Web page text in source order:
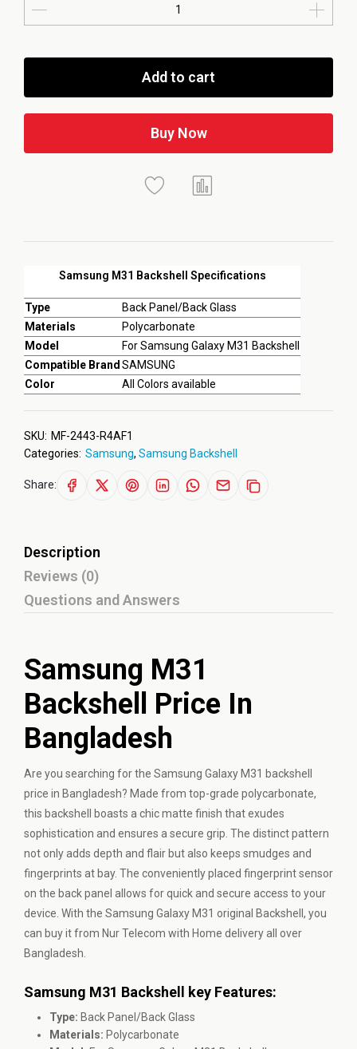
Samsung M31 Backshell Specifications
Type
Back Panel/Back Glass
Materials
Polycarbonate
Model
For Samsung Galaxy M31 Backshell
Compatible Brand SAMSUNG
Color
All Colors available
Add to cart
Buy Now
SKU: MF-2443-R4AF1
Categories: Samsung, Samsung Backshell
Share:
Description
Reviews (0)
Questions and Answers
Samsung M31
Backshell Price In
Bangladesh
Are you searching for the Samsung Galaxy M31 backshell
price in Bangladesh? Made from top-grade polycarbonate,
this backshell boasts a chic matte finish that exudes
sophistication and ensures a secure grip. The distinct pattern
not only adds depth and flair but also keeps smudges and
fingerprints at bay. The conveniently placed fingerprint sensor
on the back panel allows for quick and secure access to your
device. With the Samsung Galaxy M31 original Backshell, you
can buy it from Nur Telecom with Home delivery all over
Bangladesh.
Samsung M31 Backshell key Features:
Type: Back Panel/Back Glass
Materials: Polycarbonate